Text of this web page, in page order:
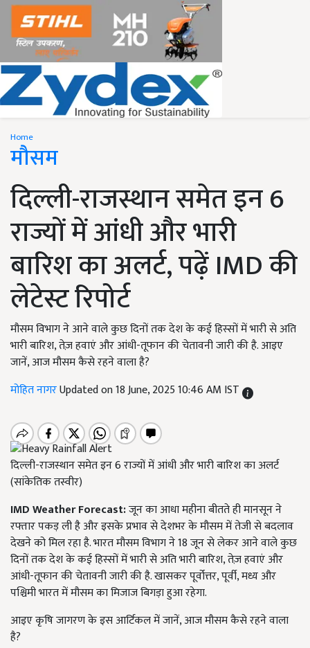
Home
मौसम
दिल्ली-राजस्थान समेत इन 6
राज्यों में आंधी और भारी
बारिश का अलर्ट, पढ़ें IMD की
लेटेस्ट रिपोर्ट
मौसम विभाग ने आने वाले कुछ दिनों तक देश के कई हिस्सों में भारी से अति
भारी बारिश, तेज़ हवाएं और आंधी-तूफान की चेतावनी जारी की है. आइए
जानें, आज मौसम कैसे रहने वाला है?
मोहित नागरUpdated on 18 June, 2025 10:46 AM IST
दिल्ली-राजस्थान समेत इन 6 राज्यों में आंधी और भारी बारिश का अलर्ट
(सांकेतिक तस्वीर)
IMD Weather Forecast:जून का आधा महीना बीतते ही मानसून ने
रफ्तार पकड़ ली है और इसके प्रभाव से देशभर के मौसम में तेजी से बदलाव
देखने को मिल रहा है.भारत मौसम विभाग ने18जून से लेकर आने वाले कुछ
दिनों तक देश के कई हिस्सों में भारी से अति भारी बारिश,तेज़ हवाएं और
आंधी-तूफान की चेतावनी जारी की है. खासकर पूर्वोत्तर,पूर्वी,मध्य और
पश्चिमी भारत में मौसम का मिजाज बिगड़ा हुआ रहेगा.
आइए कृषि जागरण के इस आर्टिकल में जानें,आज मौसम कैसे रहने वाला
है?